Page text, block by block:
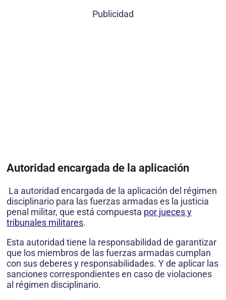
Publicidad
Autoridad encargada de la aplicación
La autoridad encargada de la aplicación del régimen
disciplinario para las fuerzas armadas es la justicia
penal militar, que está compuesta por jueces y
tribunales militares.
Esta autoridad tiene la responsabilidad de garantizar
que los miembros de las fuerzas armadas cumplan
con sus deberes y responsabilidades. Y de aplicar las
sanciones correspondientes en caso de violaciones
al régimen disciplinario.